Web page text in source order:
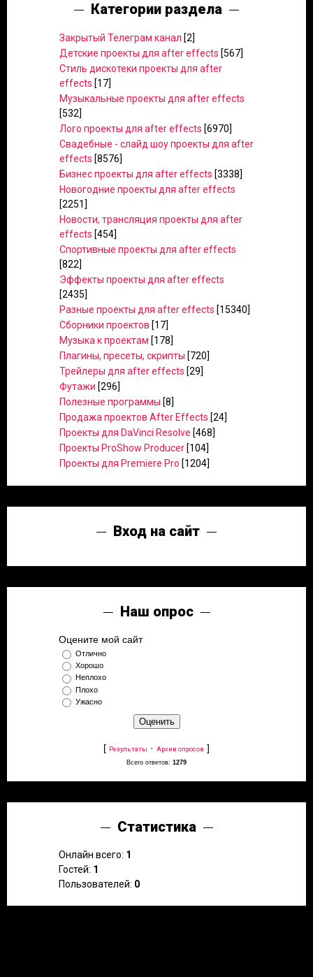
Категории раздела
Закрытый Телеграм канал [2]
Детские проекты для after effects [567]
Стиль дискотеки проекты для after
effects [17]
Музыкальные проекты для after effects
[532]
Лого проекты для after effects [6970]
Свадебные - слайд шоу проекты для after
effects [8576]
Бизнес проекты для after effects [3338]
Новогодние проекты для after effects
[2251]
Новости, трансляция проекты для after
effects [454]
Спортивные проекты для after effects
[822]
Эффекты проекты для after effects
[2435]
Разные проекты для after effects [15340]
Сборники проектов [17]
Музыка к проектам [178]
Плагины, пресеты, скрипты [720]
Трейлеры для after effects [29]
Футажи [296]
Полезные программы [8]
Продажа проектов After Effects [24]
Проекты для DaVinci Resolve [468]
Проекты ProShow Producer [104]
Проекты для Premiere Pro [1204]
Вход на сайт
Наш опрос
Оцените мой сайт
Отлично
Хорошо
Неплохо
Плохо
Ужасно
[ Результаты · Архив опросов ]
Всего ответов: 1279
Статистика
Онлайн всего: 1
Гостей: 1
Пользователей: 0